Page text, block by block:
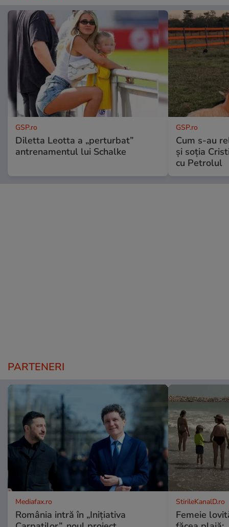
GSP.ro
Diletta Leotta a „perturbat”
antrenamentul lui Schalke
GSP.ro
Cum s-au
și soția
cu Petrolul
PARTENERI
Mediafax.ro
România intră în „Inițiativa
StirileKanalD.ro
Femeie